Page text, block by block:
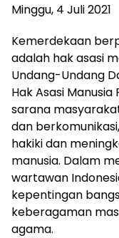
Minggu, 4 Juli 2021
Kemerdekaan
adalah hak asasi
Undang-Undang
Hak Asasi
sarana
dan
hakiki dan
manusia. Dalam
wartawan
kepentingan
keberagaman
agama.